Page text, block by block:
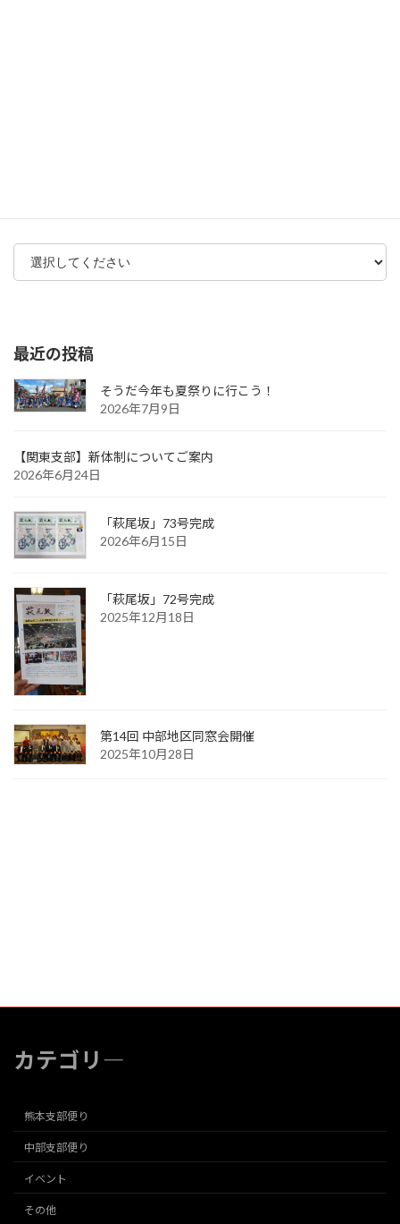
最近の投稿
そうだ今年も夏祭りに行こう！
2026年7月9日
【関東支部】新体制についてご案内
2026年6月24日
「萩尾坂」73号完成
2026年6月15日
「萩尾坂」72号完成
2025年12月18日
第14回 中部地区同窓会開催
2025年10月28日
カテゴリ―
熊本支部便り
中部支部便り
イベント
その他